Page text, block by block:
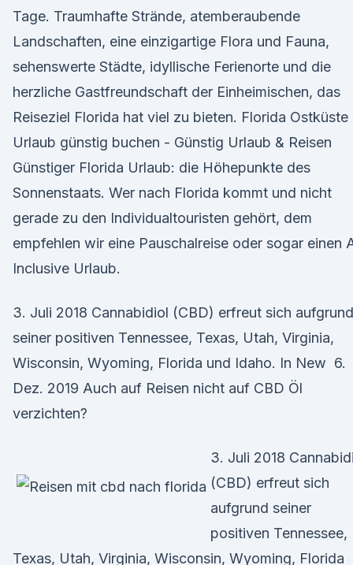
Tage. Traumhafte Strände, atemberaubende
Landschaften, eine einzigartige Flora und Fauna,
sehenswerte Städte, idyllische Ferienorte und die
herzliche Gastfreundschaft der Einheimischen, das
Reiseziel Florida hat viel zu bieten. Florida Ostküste
Urlaub günstig buchen - Günstig Urlaub & Reisen
Günstiger Florida Urlaub: die Höhepunkte des
Sonnenstaats. Wer nach Florida kommt und nicht
gerade zu den Individualtouristen gehört, dem
empfehlen wir eine Pauschalreise oder sogar einen
Inclusive Urlaub.
3. Juli 2018 Cannabidiol (CBD) erfreut sich aufgrund
seiner positiven Tennessee, Texas, Utah, Virginia,
Wisconsin, Wyoming, Florida und Idaho. In New 6.
Dez. 2019 Auch auf Reisen nicht auf CBD Öl
verzichten?
3. Juli 2018
(CBD) erfreut sich
aufgrund seiner
positiven Tennessee,
Texas, Utah, Virginia, Wisconsin, Wyoming, Florida